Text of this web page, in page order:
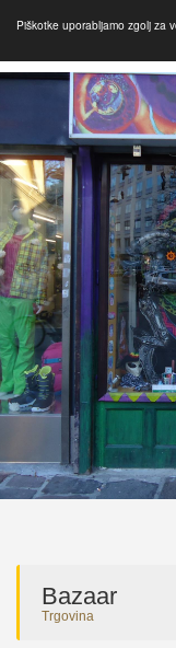
Piškotke uporabljamo zgolj za
Bazaar
Trgovina